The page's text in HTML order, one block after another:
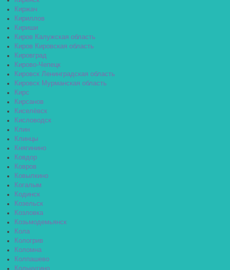
Киржач
Кириллов
Кириши
Киров Калужская область
Киров Кировская область
Кировград
Кирово-Чепецк
Кировск Ленинградская область
Кировск Мурманская область
Кирс
Кирсанов
Киселёвск
Кисловодск
Клин
Клинцы
Княгинино
Ковдор
Ковров
Ковылкино
Когалым
Кодинск
Козельск
Козловка
Козьмодемьянск
Кола
Кологрив
Коломна
Колпашево
Кольчугино